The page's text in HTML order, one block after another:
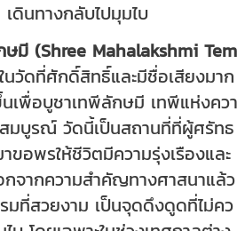
เดินทางกลับไปมุมไบ
มี (Shree Mahalakshmi Tem
นวัดที่ศักดิ์สิทธิ์และมีชื่อเสียงมาก
เพื่อบูชาเทพีลักษมี เทพีแห่งควา
มบูรณ์ วัดนี้เป็นสถานที่ที่ผู้ศรัทธ
ขอพรให้ชีวิตมีความรุ่งเรืองและ
กจากความสำคัญทางศาสนาแล้ว
มที่สวยงาม เป็นจุดดึงดูดที่ไม่คว